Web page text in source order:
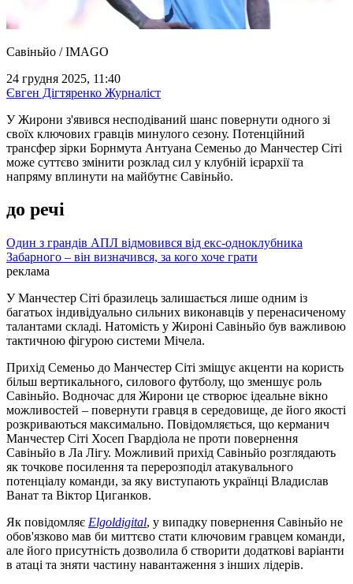
Савіньйо / IMAGO
24 грудня 2025, 11:40
Євген Дігтяренко Журналіст
У Жирони з'явився несподіваний шанс повернути одного зі
своїх ключових гравців минулого сезону. Потенційний
трансфер зірки Борнмута Антуана Семеньо до Манчестер Сіті
може суттєво змінити розклад сил у клубній ієрархії та
напряму вплинути на майбутнє Савіньйо.
до речі
Один з грандів АПЛ відмовився від екс-одноклубника
Забарного – він визначився, за кого хоче грати
реклама
У Манчестер Сіті бразилець залишається лише одним із
багатьох індивідуально сильних виконавців у перенасиченому
талантами складі. Натомість у Жироні Савіньйо був важливою
тактичною фігурою системи Мічела.
Прихід Семеньо до Манчестер Сіті зміщує акценти на користь
більш вертикального, силового футболу, що зменшує роль
Савіньйо. Водночас для Жирони це створює ідеальне вікно
можливостей – повернути гравця в середовище, де його якості
розкриваються максимально. Повідомляється, що керманич
Манчестер Сіті Хосеп Гвардіола не проти повернення
Савіньйо в Ла Лігу. Можливий прихід Савіньйо розглядають
як точкове посилення та перерозподіл атакувального
потенціалу команди, за яку виступають українці Владислав
Ванат та Віктор Циганков.
Як повідомляє Elgoldigital, у випадку повернення Савіньйо не
обов'язково мав би миттєво стати ключовим гравцем команди,
але його присутність дозволила б створити додаткові варіанти
в атаці та зняти частину навантаження з інших лідерів.